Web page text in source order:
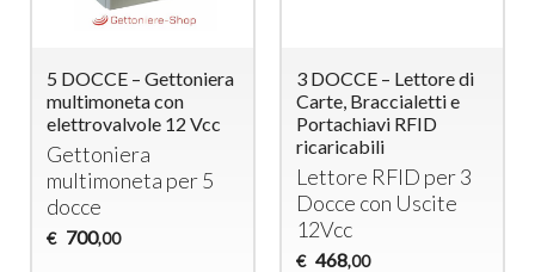
5 DOCCE – Gettoniera
multimoneta con
elettrovalvole 12 Vcc
Gettoniera
multimoneta per 5
docce
€ 700,00
3 DOCCE – Lettore di
Carte, Braccialetti e
Portachiavi RFID
ricaricabili
Lettore RFID per 3
Docce con Uscite
12Vcc
€ 468,00